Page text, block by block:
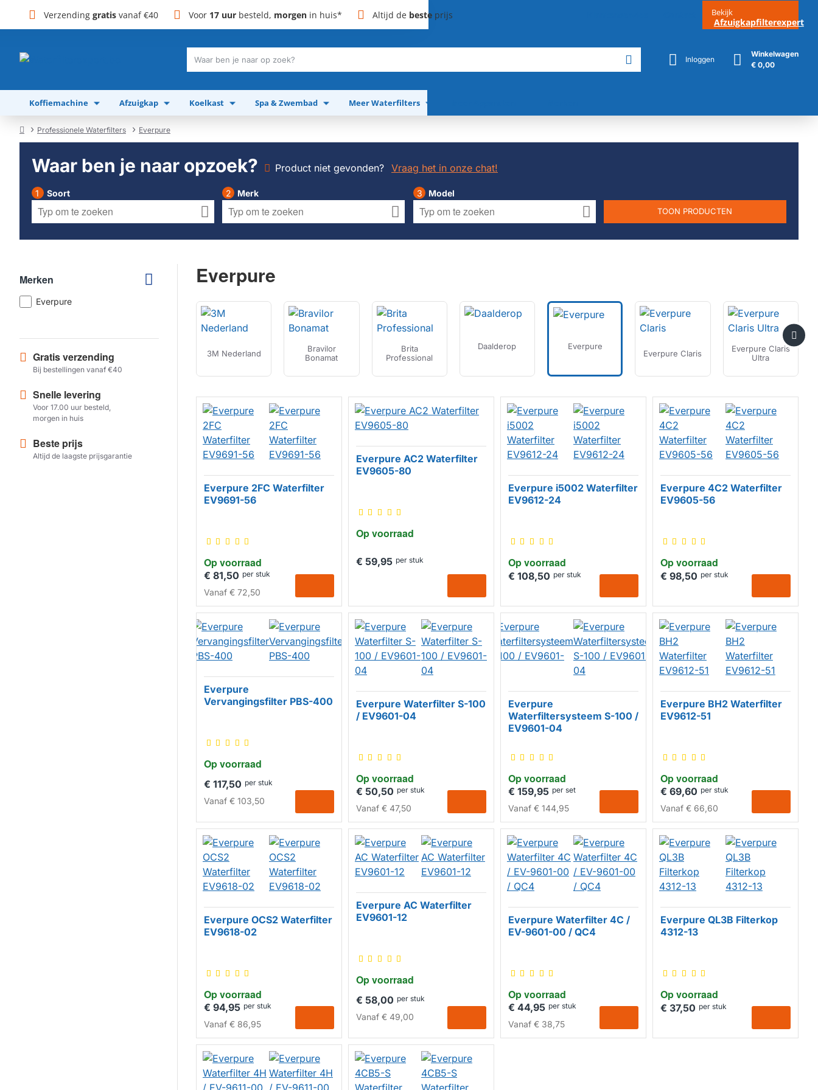
Verzending gratis vanaf €40 Voor 17 uur besteld, morgen in huis* Altijd de beste prijs Bekijk
Afzuigkapfilterexpert
Waar
je
naar
op
Inloggen
Winkelwagen
€ 0,00
Koffiemachine Afzuigkap Koelkast Spa & Zwembad Meer Waterfilters
Professionele Waterfilters Everpure
Waar ben je naar opzoek? Product niet gevonden? Vraag het in onze chat!
Soort Merk Model
TOON PRODUCTEN
Merken
Everpure
Gratis verzending
Bij bestellingen vanaf €40
Snelle levering
Voor 17.00 uur besteld,
morgen in huis
Beste prijs
Altijd de laagste prijsgarantie
Everpure
3M Nederland
Bravilor
Bonamat
Brita
Professional
Daalderop Everpure
Everpure Claris
Everpure Claris
Ultra
Op voorraad
Everpure 2FC Waterfilter
EV9691-56
€ 81,50 per stuk
Vanaf € 72,50
Op voorraad
Everpure AC2 Waterfilter
EV9605-80
€ 59,95 per stuk Op voorraad
Everpure i5002 Waterfilter
EV9612-24
€ 108,50 per stuk
Op voorraad
Everpure 4C2 Waterfilter
EV9605-56
€ 98,50 per stuk
Op voorraad
Everpure
Vervangingsfilter PBS-400
€ 117,50 per stuk
Vanaf € 103,50
Op voorraad
Everpure Waterfilter S-100
/ EV9601-04
€ 50,50 per stuk
Vanaf€ 47,50
Op voorraad
Everpure
Waterfiltersysteem S-100 /
EV9601-04
€ 159,95 per set
Vanaf€ 144,95
Op voorraad
Everpure BH2 Waterfilter
EV9612-51
€ 69,60 per stuk
Vanaf€ 66,60
Op voorraad
Everpure OCS2 Waterfilter
EV9618-02
€ 94,95 per stuk
Vanaf € 86,95
Op voorraad
Everpure AC Waterfilter
EV9601-12
€ 58,00 per stuk
Vanaf€ 49,00
Op voorraad
Everpure Waterfilter 4C /
EV-9601-00 / QC4
€ 44,95 per stuk
Vanaf€ 38,75
Op voorraad
Everpure QL3B Filterkop
4312-13
€ 37,50 per stuk